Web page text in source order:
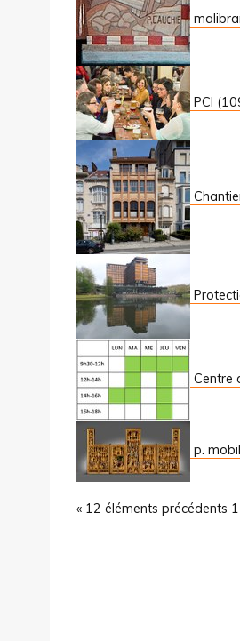
PCI
Centre
p.
« 12 éléments précédents 1